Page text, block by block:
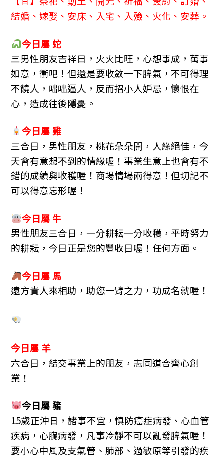
結婚、嫁娶、安床、入宅、入殮、火化、安葬。
今日屬 蛇
三男性朋友吉祥日，火火比旺，心想事成，萬事
如意，衝吧！但還是要收斂一下脾氣，不可得理
不饒人，咄咄逼人，反而招小人妒忌，懷恨在
心，造成往後隱憂。
今日屬 雞
三合日，男性朋友，桃花朵朵開，人緣絕佳，今
天會有意想不到的情緣喔！事業生意上也會有不
錯的成績與收穫喔！商場情場兩得意！但切記不
可以得意忘形喔！
今日屬 牛
男性朋友三合日，一分耕耘一分收穫，平時努力
的耕耘，今日正是您的豐收日喔！任何方面。
今日屬 馬
遠方貴人來相助，助您一臂之力，功成名就喔！
今日屬 羊
六合日，結交事業上的朋友，志同道合齊心創
業！
今日屬 豬
15歲正沖日，諸事不宜，慎防癌症病發、心血管
疾病，心臟病發，凡事冷靜不可以亂發脾氣喔！
要小心中風及支氣管、肺部、過敏原等引發的疾